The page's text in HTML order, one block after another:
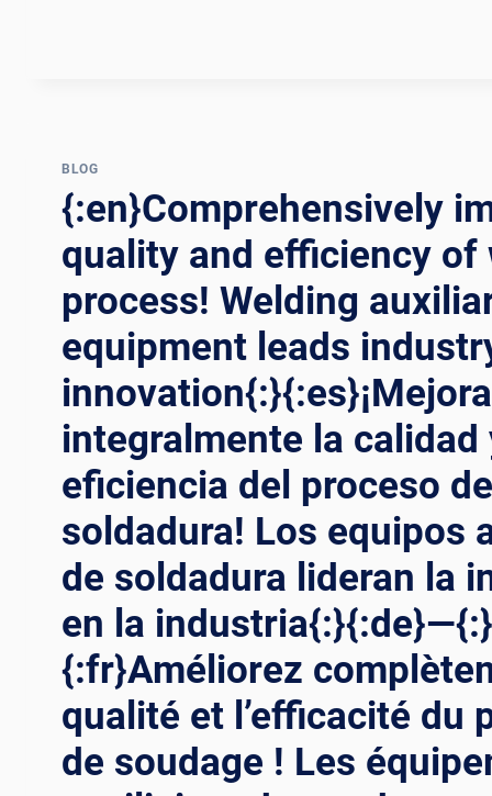
LES
GÉANTS :
UNE
PLONGÉE
APPROFONDIE
LE
PROCESSUS
DE
PRODUCTION
DES
TOURS
ÉOLIENNES{:}
{:RU}
ГИГАНТОВ:
ПОГРУЖЕНИЕ
ПРОЦЕСС
ПРОИЗВОДСТВА
ВЕТРЯНЫХ
БАШЕН{:}
{:AR}
BLOG
{:en}Comprehensively
quality and efficiency of
process! Welding
equipment leads
integralmente la calidad
eficiencia del proceso de
soldadura! Los equipos
de soldadura lideran la
en la industria{:}{:de}—{:}
{:fr}Améliorez
qualité et l’efficacité du
de soudage ! Les